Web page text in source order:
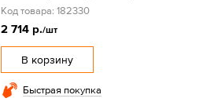
Код товара: 182330
2 714 р./шт
В корзину
Быстрая покупка